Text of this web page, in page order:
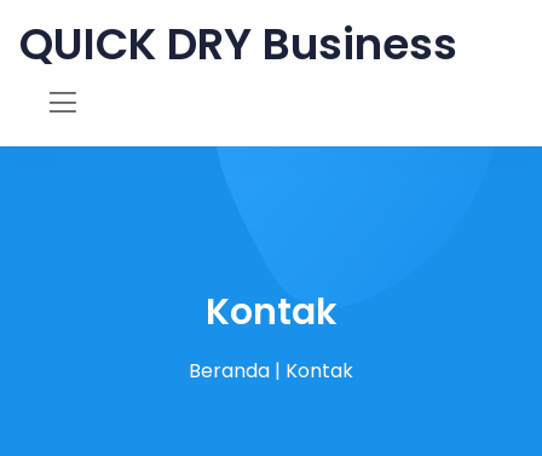
QUICK DRY Business
Kontak
Beranda | Kontak